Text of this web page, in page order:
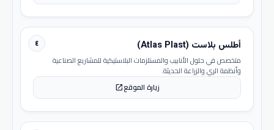
٤ أطلس بلاست (Atlas Plast)
متخصص في حلول الأنابيب والمستلزمات البلاستيكية للمشاريع الصناعية
وأنظمة الري والزراعة الحديثة.
زيارة الموقعopen_in_new